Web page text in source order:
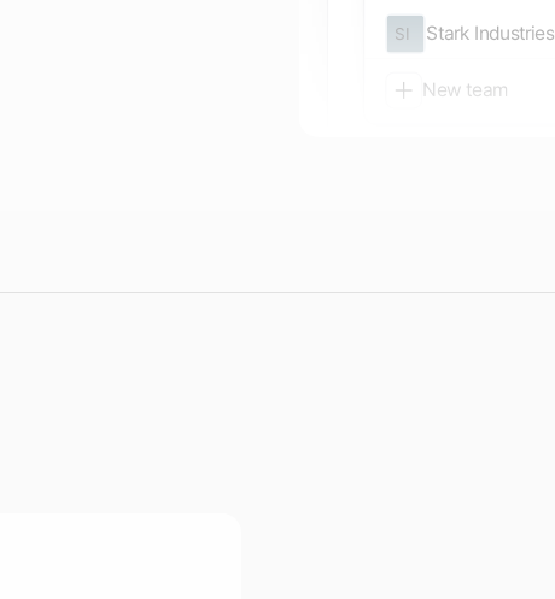
Companies
SI Stark Industries
New team